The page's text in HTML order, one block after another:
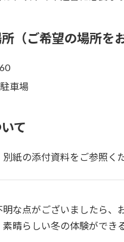
（ご希望の場所を
車場
て
紙の添付資料をご参照く
な点がございましたら
晴らしい冬の体験ができ